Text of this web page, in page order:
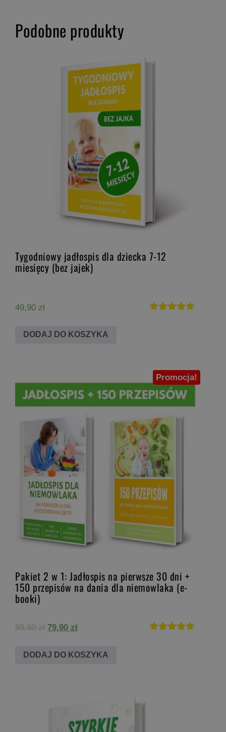
Podobne produkty
Tygodniowy jadłospis dla dziecka 7-12
miesięcy (bez jajek)
49,90 zł
DODAJ DO KOSZYKA
Promocja!
Pakiet 2 w 1: Jadłospis na pierwsze 30 dni +
150 przepisów na dania dla niemowlaka (e-
booki)
99,80zł Pierwotna
wynosiła:
79,90 złAktualna
wynosi:
DODAJ DO KOSZYKA